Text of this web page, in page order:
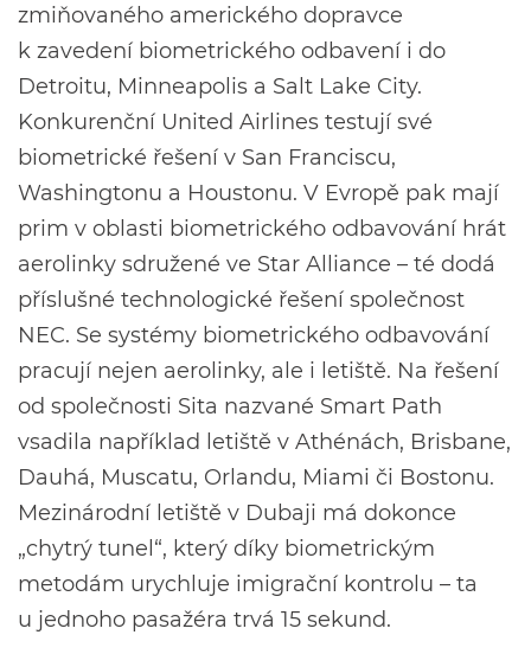
zmiňovaného amerického dopravce
k zavedení biometrického odbavení i do
Detroitu, Minneapolis a Salt Lake City.
Konkurenční United Airlines testují své
biometrické řešení v San Franciscu,
Washingtonu a Houstonu. V Evropě pak mají
prim v oblasti biometrického odbavování hrát
aerolinky sdružené ve Star Alliance – té dodá
příslušné technologické řešení společnost
NEC. Se systémy biometrického odbavování
pracují nejen aerolinky, ale i letiště. Na řešení
od společnosti Sita nazvané Smart Path
vsadila například letiště v Athénách, Brisbane,
Dauhá, Muscatu, Orlandu, Miami či Bostonu.
Mezinárodní letiště v Dubaji má dokonce
„chytrý tunel“, který díky biometrickým
metodám urychluje imigrační kontrolu – ta
u jednoho pasažéra trvá 15 sekund.